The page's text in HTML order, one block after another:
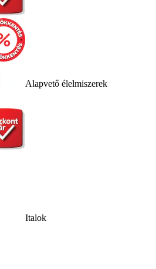
Alapvető élelmiszerek
Italok